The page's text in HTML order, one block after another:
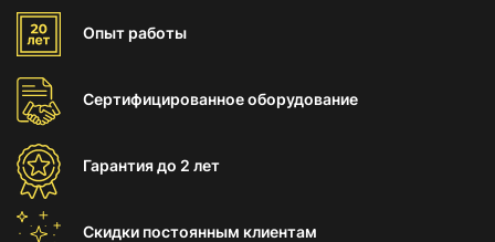
Опыт работы
Сертифицированноеоборудование
Гарантиядо 2 лет
Скидки постоянным клиентам